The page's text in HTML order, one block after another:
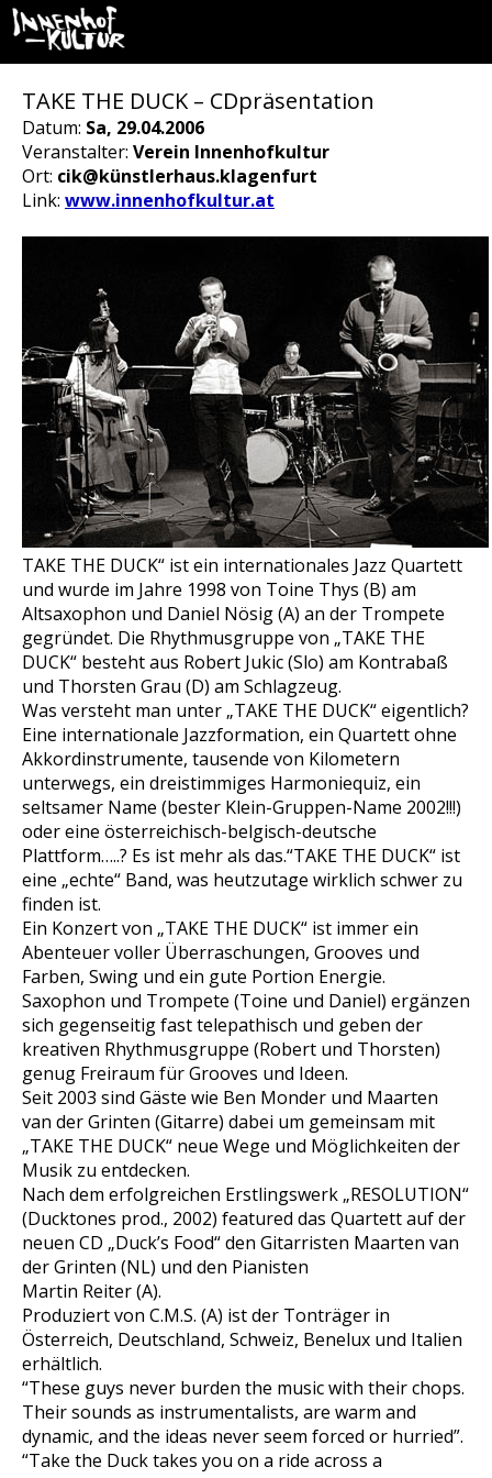
TAKE THE DUCK – CDpräsentation
Datum: Sa, 29.04.2006
Veranstalter: Verein Innenhofkultur
Ort: cik@künstlerhaus.klagenfurt
Link: www.innenhofkultur.at
TAKE THE DUCK“ ist ein internationales Jazz Quartett
und wurde im Jahre 1998 von Toine Thys (B) am
Altsaxophon und Daniel Nösig (A) an der Trompete
gegründet. Die Rhythmusgruppe von „TAKE THE
DUCK“ besteht aus Robert Jukic (Slo) am Kontrabaß
und Thorsten Grau (D) am Schlagzeug.
Was versteht man unter „TAKE THE DUCK“ eigentlich?
Eine internationale Jazzformation, ein Quartett ohne
Akkordinstrumente, tausende von Kilometern
unterwegs, ein dreistimmiges Harmoniequiz, ein
seltsamer Name (bester Klein-Gruppen-Name 2002!!!)
oder eine österreichisch-belgisch-deutsche
Plattform…..? Es ist mehr als das.“TAKE THE DUCK“ ist
eine „echte“ Band, was heutzutage wirklich schwer zu
finden ist.
Ein Konzert von „TAKE THE DUCK“ ist immer ein
Abenteuer voller Überraschungen, Grooves und
Farben, Swing und ein gute Portion Energie.
Saxophon und Trompete (Toine und Daniel) ergänzen
sich gegenseitig fast telepathisch und geben der
kreativen Rhythmusgruppe (Robert und Thorsten)
genug Freiraum für Grooves und Ideen.
Seit 2003 sind Gäste wie Ben Monder und Maarten
van der Grinten (Gitarre) dabei um gemeinsam mit
„TAKE THE DUCK“ neue Wege und Möglichkeiten der
Musik zu entdecken.
Nach dem erfolgreichen Erstlingswerk „RESOLUTION“
(Ducktones prod., 2002) featured das Quartett auf der
neuen CD „Duck’s Food“ den Gitarristen Maarten van
der Grinten (NL) und den Pianisten
Martin Reiter (A).
Produziert von C.M.S. (A) ist der Tonträger in
Österreich, Deutschland, Schweiz, Benelux und Italien
erhältlich.
“These guys never burden the music with their chops.
Their sounds as instrumentalists, are warm and
dynamic, and the ideas never seem forced or hurried”.
“Take the Duck takes you on a ride across a